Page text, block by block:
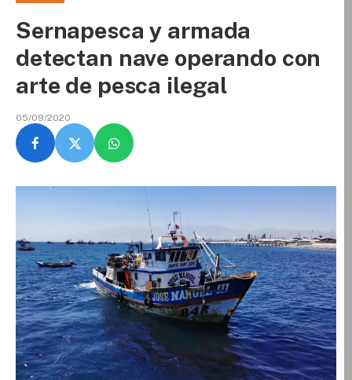
Sernapesca y armada
detectan nave operando con
arte de pesca ilegal
05/09/2020